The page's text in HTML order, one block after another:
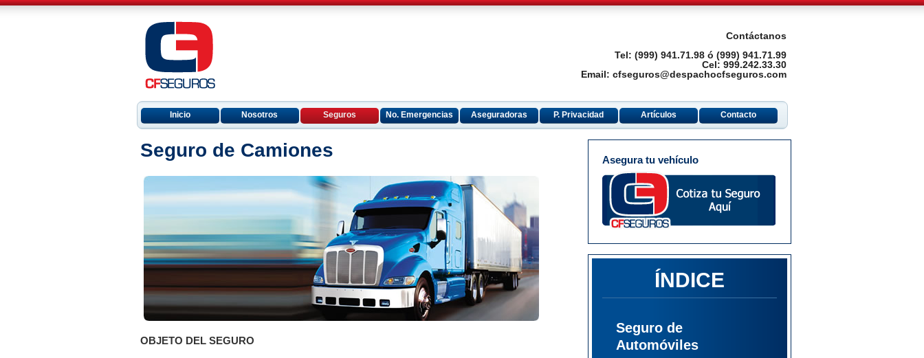
Contáctanos
Tel: (999) 941.71.98 ó (999) 941.71.99
Cel: 999.242.33.30
Email: cfseguros@despachocfseguros.com
Inicio Nosotros Seguros No. Emergencias Aseguradoras P. Privacidad Artículos Contacto
Seguro de Camiones
OBJETO DEL SEGURO
Asegura tu vehículo
ÍNDICE
Seguro de
Automóviles